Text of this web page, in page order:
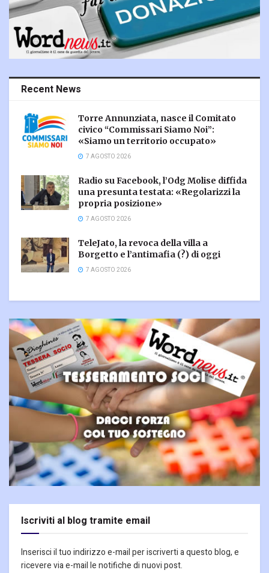
Recent News
Torre Annunziata, nasce il Comitato
civico “Commissari Siamo Noi”:
«Siamo un territorio occupato»
7 AGOSTO 2026
Radio su Facebook, l’Odg Molise diffida
una presunta testata: «Regolarizzi la
propria posizione»
7 AGOSTO 2026
TeleJato, la revoca della villa a
Borgetto e l’antimafia (?) di oggi
7 AGOSTO 2026
Iscriviti al blog tramite email
Inserisci il tuo indirizzo e-mail per iscriverti a questo blog, e
ricevere via e-mail le notifiche di nuovi post.